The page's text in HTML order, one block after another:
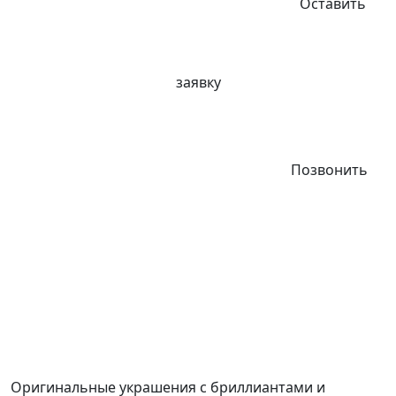
заявку
Позвонить
Оригинальные украшения с бриллиантами и